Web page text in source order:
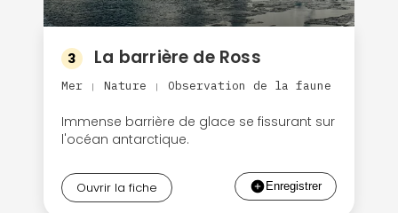
3 La barrière de Ross
Mer | Nature | Observation de la faune
Immense barrière de glace se fissurant sur
l'océan antarctique.
Ouvrir la fiche